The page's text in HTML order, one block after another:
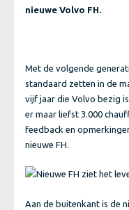
nieuwe Volvo FH.
Met de volgende
standaard zetten in de
vijf jaar die Volvo bezig
er maar liefst 3.000
feedback en
nieuwe FH.
Aan de buitenkant is de